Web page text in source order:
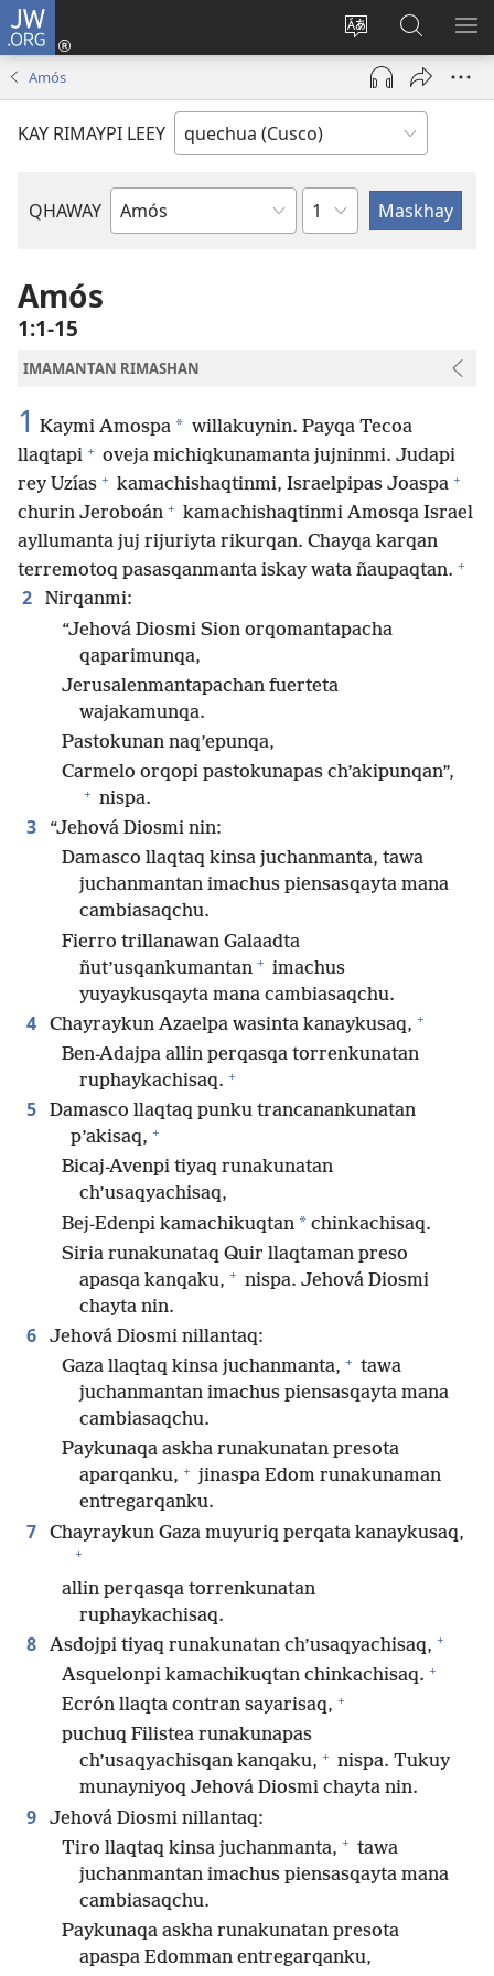
JW.ORG
Direccionpi
akllay
Sutiykiwan
jaykuy
(abre
nueva
JW.ORG
nisqapi
maskhay
Amós
KAY RIMAYPI LEEY
QHAWAY
Libro
Capítulo
Amós
1:1-15
IMAMANTAN RIMASHAN
1 Kaymi Amospa * willakuynin. Payqa Tecoa
llaqtapi + oveja michiqkunamanta jujninmi. Judapi
rey Uzías + kamachishaqtinmi, Israelpipas Joaspa +
churin Jeroboán + kamachishaqtinmi Amosqa Israel
ayllumanta juj rijuriyta rikurqan. Chayqa karqan
terremotoq pasasqanmanta iskay wata ñaupaqtan. +
2
Nirqanmi:
“Jehová Diosmi Sion orqomantapacha
qaparimunqa,
Jerusalenmantapachan fuerteta
wajakamunqa.
Pastokunan naq’epunqa,
Carmelo orqopi pastokunapas ch’akipunqan”,
+ nispa.
3
“Jehová Diosmi nin:
Damasco llaqtaq kinsa juchanmanta, tawa
juchanmantan imachus piensasqayta mana
cambiasaqchu.
Fierro trillanawan Galaadta
ñut’usqankumantan + imachus
yuyaykusqayta mana cambiasaqchu.
4 Chayraykun Azaelpa wasinta kanaykusaq, +
Ben-Adajpa allin perqasqa torrenkunatan
ruphaykachisaq. +
5
Damasco llaqtaq punku trancanankunatan
p’akisaq, +
Bicaj-Avenpi tiyaq runakunatan
ch’usaqyachisaq,
Bej-Edenpi kamachikuqtan * chinkachisaq.
Siria runakunataq Quir llaqtaman preso
apasqa kanqaku, + nispa. Jehová Diosmi
chayta nin.
6
Jehová Diosmi nillantaq:
Gaza llaqtaq kinsa juchanmanta, + tawa
juchanmantan imachus piensasqayta mana
cambiasaqchu.
Paykunaqa askha runakunatan presota
aparqanku, + jinaspa Edom runakunaman
entregarqanku.
7 Chayraykun Gaza muyuriq perqata kanaykusaq,
+
allin perqasqa torrenkunatan
ruphaykachisaq.
8 Asdojpi tiyaq runakunatan ch’usaqyachisaq, +
Asquelonpi kamachikuqtan chinkachisaq. +
Ecrón llaqta contran sayarisaq, +
puchuq Filistea runakunapas
ch’usaqyachisqan kanqaku, + nispa. Tukuy
munayniyoq Jehová Diosmi chayta nin.
9
Jehová Diosmi nillantaq:
Tiro llaqtaq kinsa juchanmanta, + tawa
juchanmantan imachus piensasqayta mana
cambiasaqchu.
Paykunaqa askha runakunatan presota
apaspa Edomman entregarqanku,